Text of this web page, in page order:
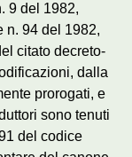
9 del 1982,
n. 94 del 1982,
citato decreto-
dalla
prorogati, e
sono tenuti
del codice